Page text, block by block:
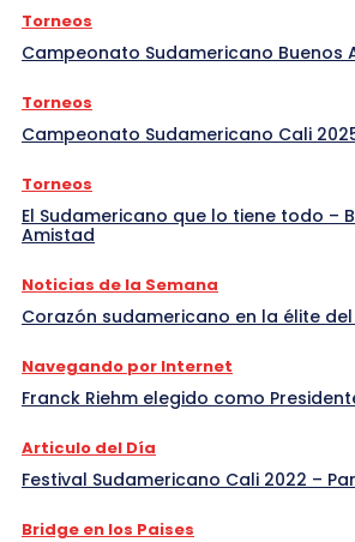
Torneos
Campeonato Sudamericano Buenos
Torneos
Campeonato Sudamericano Cali
Torneos
El Sudamericano que lo tiene todo –
Amistad
Noticias de la Semana
Corazón sudamericano en la élite
Navegando por Internet
Franck Riehm elegido como
Articulo del Día
Festival Sudamericano Cali 2022 –
Bridge en los Paises